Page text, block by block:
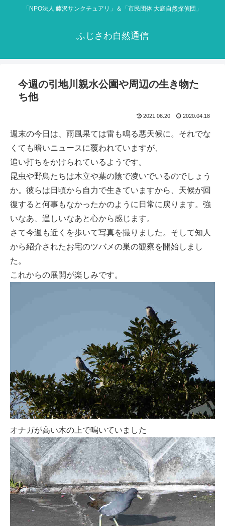
「NPO法人 藤沢サンクチュアリ」＆「市民団体 大庭自然探偵団」
ふじさわ自然通信
今週の引地川親水公園や周辺の生き物た
ち他
2021.06.20 2020.04.18
週末の今日は、雨風果ては雷も鳴る悪天候に。それでな
くても暗いニュースに覆われていますが、
追い打ちをかけられているようです。
昆虫や野鳥たちは木立や葉の陰で凌いでいるのでしょう
か。彼らは日頃から自力で生きていますから、天候が回
復すると何事もなかったかのように日常に戻ります。強
いなあ、逞しいなあと心から感じます。
さて今週も近くを歩いて写真を撮りました。そして知人
から紹介されたお宅のツバメの巣の観察を開始しまし
た。
これからの展開が楽しみです。
オナガが高い木の上で鳴いていました